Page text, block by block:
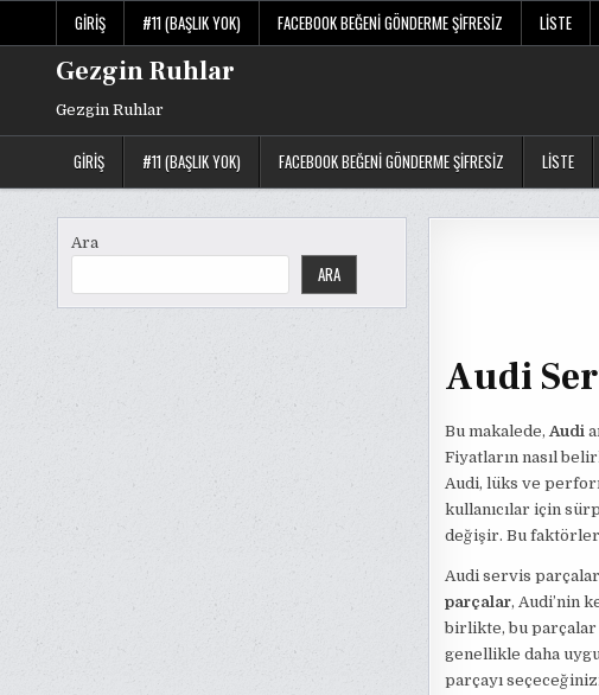
GIRIŞ #11 (BAŞLIK YOK) FACEBOOK BEĞENI GÖNDERME ŞIFRESIZ LISTE
Gezgin Ruhlar
Gezgin Ruhlar
GIRIŞ #11 (BAŞLIK YOK) FACEBOOK BEĞENI GÖNDERME ŞIFRESIZ LISTE
Ara
ARA
Audi
Bu makalede,Audi
Fiyatların nasıl
Audi, lüks ve
kullanıcılar için
değişir. Bu faktörler
Audi servis
parçalar, Audi’nin
birlikte, bu parçalar
genellikle daha
parçayı